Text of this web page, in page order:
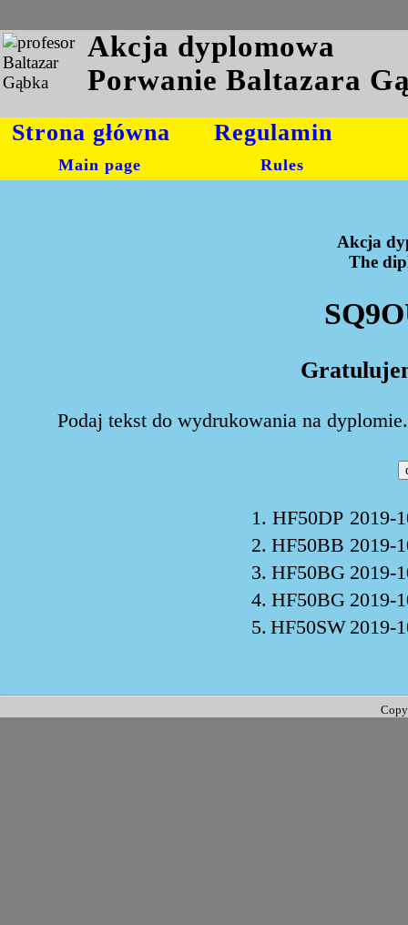
Akcja dyplomowa
Porwanie Baltazara
Strona główna
Main page
Regulamin
Rules
Akcja
The
Podaj tekst do wydrukowania na
1. HF50DP 2019-
2. HF50BB 2019-
3. HF50BG 2019-
4. HF50BG 2019-
5. HF50SW 2019-